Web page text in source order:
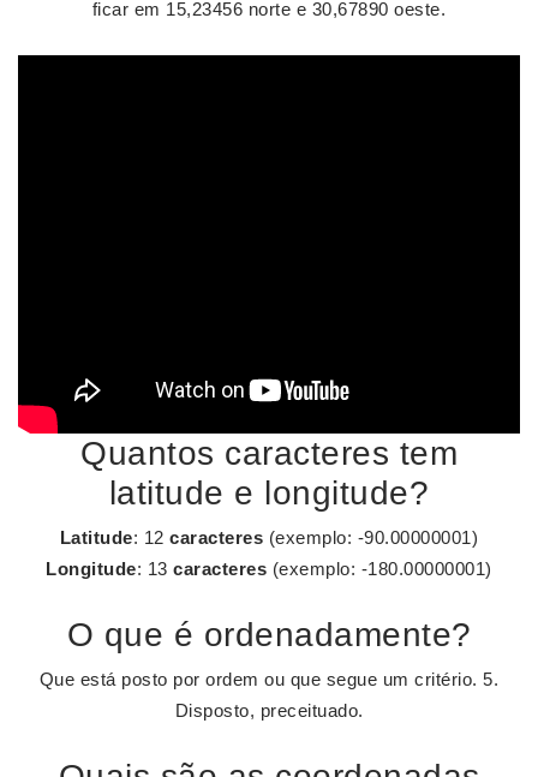
ficar em 15,23456 norte e 30,67890 oeste.
Quantos caracteres tem
latitude e longitude?
Latitude: 12caracteres (exemplo: -90.00000001)
Longitude: 13caracteres (exemplo: -180.00000001)
O que é ordenadamente?
Que está posto por ordem ou que segue um critério. 5.
Disposto, preceituado.